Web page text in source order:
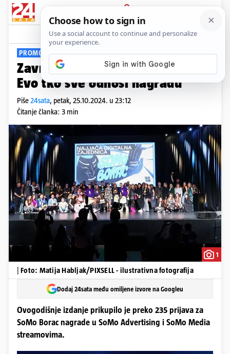
PRIJAVA
Viral Komentari
PROMO
Završena dodjela SoMo Borac:
Evo tko sve odnosi nagradu
Piše24sata, petak, 25.10.2024. u 23:12
Čitanje članka: 3 min
1
Foto: Matija Habljak/PIXSELL - ilustrativna fotografija
Dodaj 24sata među omiljene izvore na Googleu
Ovogodišnje izdanje prikupilo je preko 235 prijava za
SoMo Borac nagrade u SoMo Advertising i SoMo Media
streamovima.